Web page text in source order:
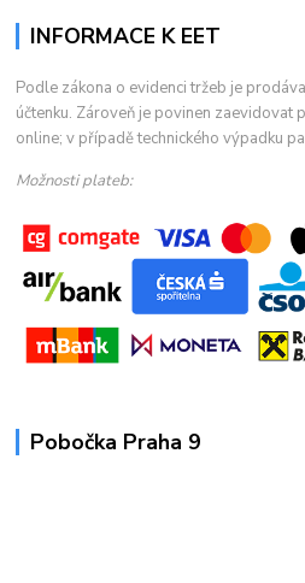
INFORMACE K EET
Podle zákona o evidenci tržeb je
účtenku. Zároveň je povinen zaevidovat
online; v případě technického výpadku
Možnosti plateb:
Pobočka Praha 9